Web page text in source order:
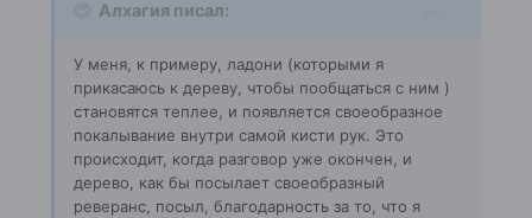
Алхагия писал:
У меня, к примеру, ладони (которыми я
прикасаюсь к дереву, чтобы пообщаться с ним )
становятся теплее, и появляется своеобразное
покалывание внутри самой кисти рук. Это
происходит, когда разговор уже окончен, и
дерево, как бы посылает своеобразный
реверанс, посыл, благодарность за то, что я